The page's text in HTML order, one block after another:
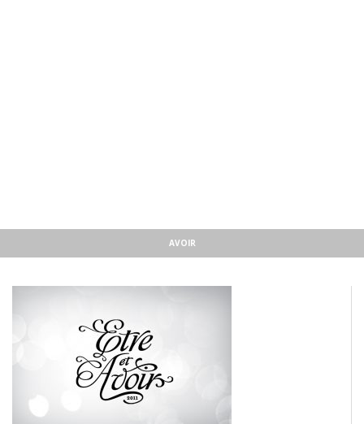
AVOIR